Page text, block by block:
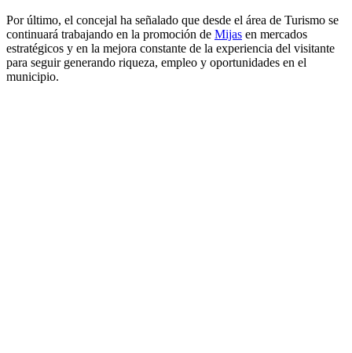
Por último, el concejal ha señalado que desde el área de Turismo se
continuará trabajando en la promoción de Mijas en mercados
estratégicos y en la mejora constante de la experiencia del visitante
para seguir generando riqueza, empleo y oportunidades en el
municipio.